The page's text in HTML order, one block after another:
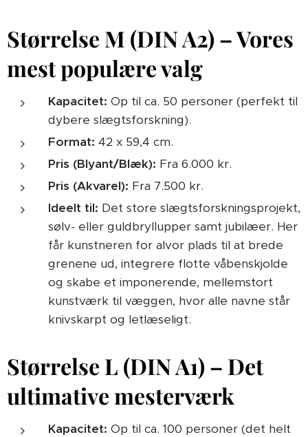
Størrelse M (DIN A2) – Vores
mest populære valg
Kapacitet: Op til ca. 50 personer (perfekt til
dybere slægtsforskning).
Format: 42 x 59,4 cm.
Pris (Blyant/Blæk): Fra 6.000 kr.
Pris (Akvarel): Fra 7.500 kr.
Ideelt til: Det store slægtsforskningsprojekt,
sølv- eller guldbryllupper samt jubilæer. Her
får kunstneren for alvor plads til at brede
grenene ud, integrere flotte våbenskjolde
og skabe et imponerende, mellemstort
kunstværk til væggen, hvor alle navne står
knivskarpt og letlæseligt.
Størrelse L (DIN A1) – Det
ultimative mesterværk
Kapacitet: Op til ca. 100 personer (det helt